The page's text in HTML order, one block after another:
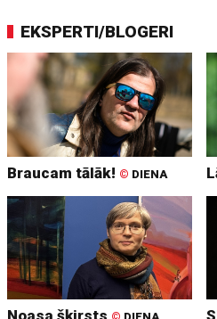
EKSPERTI/BLOGERI
Braucam tālāk! © DIENA